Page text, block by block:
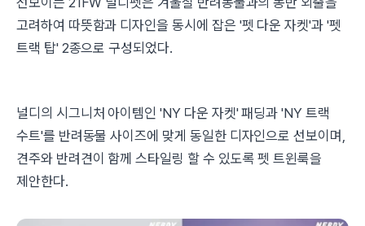
고려하여 따뜻함과 디자인을 동시에 잡은 '펫 다운 자켓'과 '펫
트랙 탑' 2종으로 구성되었다.
널디의 시그니처 아이템인 'NY 다운 자켓' 패딩과 'NY 트랙
수트'를 반려동물 사이즈에 맞게 동일한 디자인으로 선보이며,
견주와 반려견이 함께 스타일링 할 수 있도록 펫 트윈룩을
제안한다.